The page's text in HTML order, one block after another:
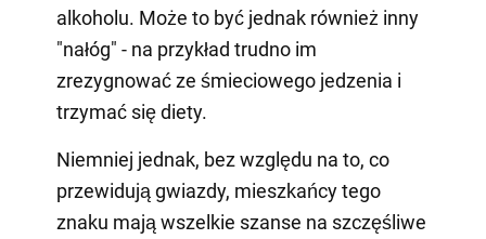
alkoholu. Może to być jednak również inny
"nałóg" - na przykład trudno im
zrezygnować ze śmieciowego jedzenia i
trzymać się diety.
Niemniej jednak, bez względu na to, co
przewidują gwiazdy, mieszkańcy tego
znaku mają wszelkie szanse na szczęśliwe